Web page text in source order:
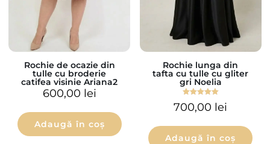
Rochie de ocazie din
tulle cu broderie
catifea visinie Ariana2
600,00 lei
Adaugă în coș
Rochie lunga din
tafta cu tulle cu gliter
gri Noelia
5.00
din 5
700,00 lei
Adaugă în coș